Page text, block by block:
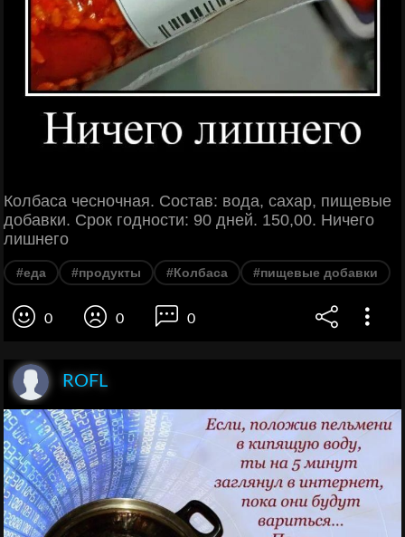
Колбаса чесночная. Состав: вода, сахар, пищевые
добавки. Срок годности: 90 дней. 150,00. Ничего
лишнего
#еда #продукты #Колбаса #пищевые добавки
0 0 0
ROFL